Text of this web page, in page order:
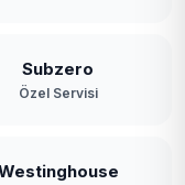
Subzero
Özel Servisi